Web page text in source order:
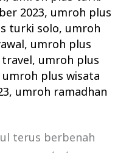
2023, umroh plus
turki solo, umroh
, umroh plus
, umroh plus
umroh plus wisata
, umroh ramadhan
terus berbenah